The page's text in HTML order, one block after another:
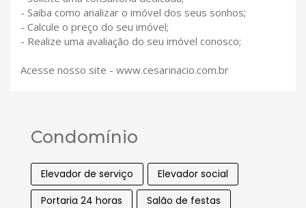
- Saiba como analizar o imóvel dos seus sonhos;
- Calcule o preço do seu imóvel;
- Realize uma avaliação do seu imóvel conosco;
Acesse nosso site - www.cesarinacio.com.br
Condomínio
Elevador de serviço
Elevador social
Portaria 24 horas
Salão de festas